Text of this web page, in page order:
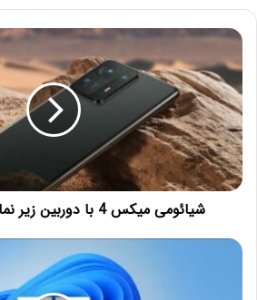
شیائومی میکس 4 با دوربین زیر نمایشگر معرفی شد